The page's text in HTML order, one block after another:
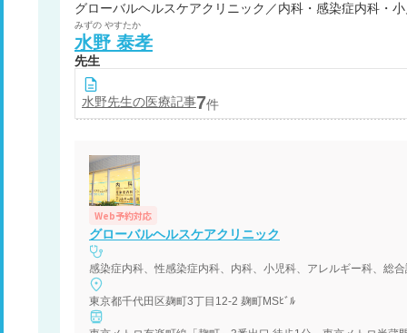
グローバルヘルスケアクリニック／内科・感染症内科・
みずの やすたか
水野 泰孝
先生
水野先生の医療記事7件
Web予約対応
グローバルヘルスケアクリニック
感染症内科、性感染症内科、内科、小児科、アレルギー科、総
東京都千代田区麹町3丁目12-2 麹町MSﾋﾞﾙ